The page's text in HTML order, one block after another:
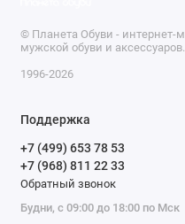
© Планета Обуви - интернет-
мужской обуви и
1996-2026
Поддержка
+7 (499) 653 78 53
+7 (968) 811 22 33
Обратный звонок
Будни, с 09:00 до 18:00 по Мск